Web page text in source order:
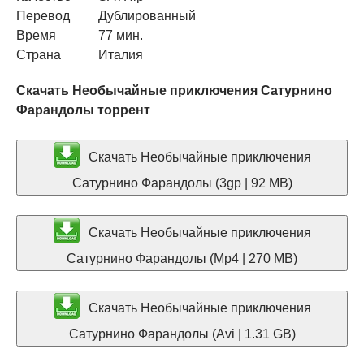
Перевод
Дублированный
Время
77 мин.
Страна
Италия
Скачать Необычайные приключения Сатурнино
Фарандолы торрент
Скачать Необычайные приключения
Сатурнино Фарандолы (3gp | 92 MB)
Скачать Необычайные приключения
Сатурнино Фарандолы (Mp4 | 270 MB)
Скачать Необычайные приключения
Сатурнино Фарандолы (Avi | 1.31 GB)